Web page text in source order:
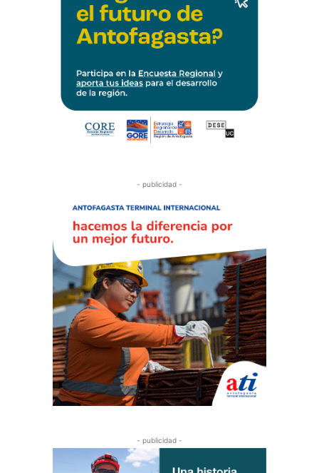
- publicidad -
- publicidad -